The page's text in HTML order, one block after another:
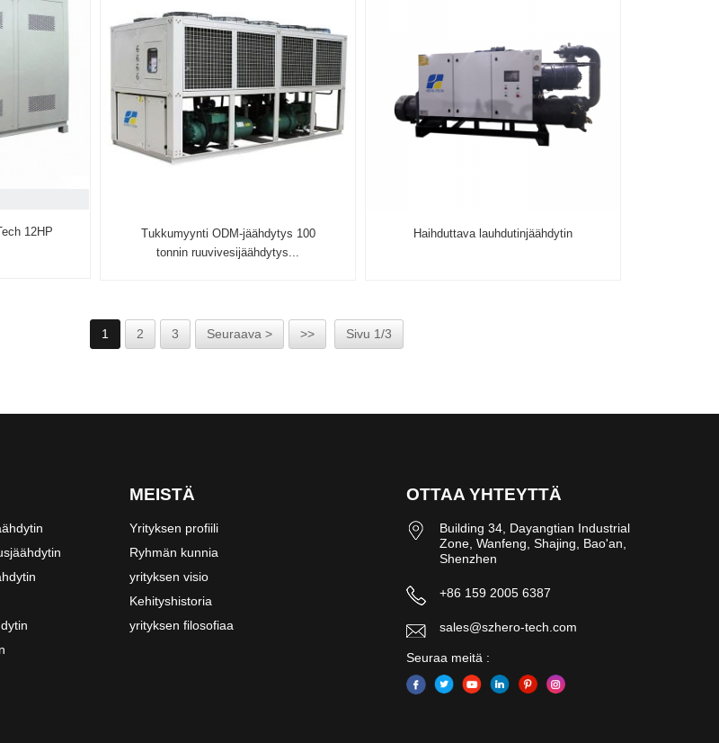
12HP
Tukkumyynti ODM-jäähdytys 100
tonnin ruuvivesijäähdytys...
Haihduttava lauhdutinjäähdytin
1 2 3 Seuraava > >> Sivu 1/3
MEISTÄ
Yrityksen profiili
Ryhmän kunnia
yrityksen visio
Kehityshistoria
yrityksen filosofiaa
OTTAA YHTEYTTÄ
Building 34, Dayangtian Industrial
Zone, Wanfeng, Shajing, Bao'an,
Shenzhen
+86 159 2005 6387
sales@szhero-tech.com
Seuraa meitä :